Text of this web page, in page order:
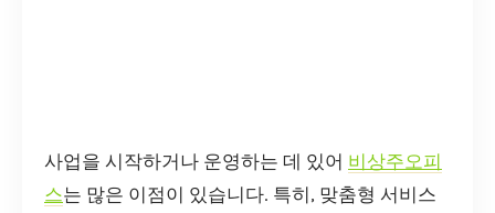
사업을 시작하거나 운영하는 데 있어 비상주오피
스는 많은 이점이 있습니다. 특히, 맞춤형 서비스